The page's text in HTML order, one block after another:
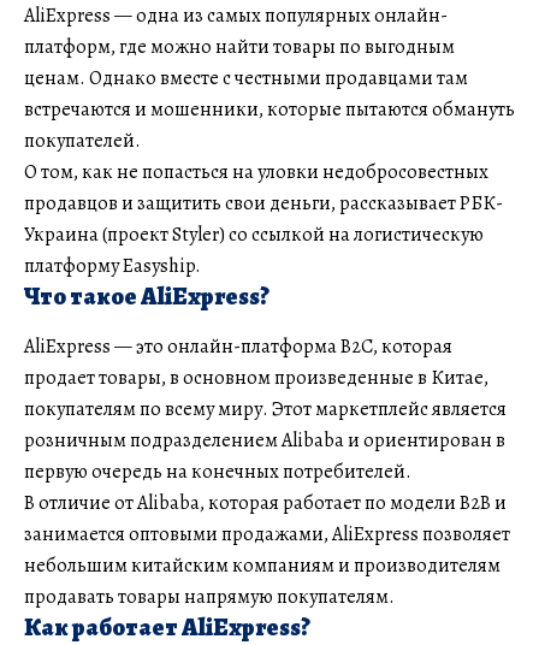
AliExpress — одна из самых популярных онлайн-
платформ, где можно найти товары по выгодным
ценам. Однако вместе с честными продавцами там
встречаются и мошенники, которые пытаются обмануть
покупателей.
О том, как не попасться на уловки недобросовестных
продавцов и защитить свои деньги, рассказывает РБК-
Украина (проект Styler) со ссылкой на логистическую
платформу Easyship.
Что такое AliExpress?
AliExpress — это онлайн-платформа B2C, которая
продает товары, в основном произведенные в Китае,
покупателям по всему миру. Этот маркетплейс является
розничным подразделением Alibaba и ориентирован в
первую очередь на конечных потребителей.
В отличие от Alibaba, которая работает по модели B2B и
занимается оптовыми продажами, AliExpress позволяет
небольшим китайским компаниям и производителям
продавать товары напрямую покупателям.
Как работает AliExpress?